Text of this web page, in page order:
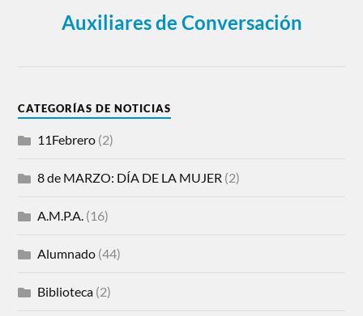
Auxiliares de Conversación
CATEGORÍAS DE NOTICIAS
11Febrero (2)
8 de MARZO: DÍA DE LA MUJER (2)
A.M.P.A. (16)
Alumnado (44)
Biblioteca (2)